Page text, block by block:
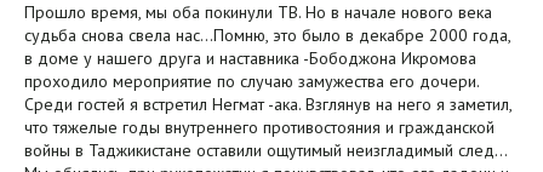
Прошло время, мы оба покинули ТВ. Но в начале нового века
судьба снова свела нас…Помню, это было в декабре 2000 года,
в доме у нашего друга и наставника -Бободжона Икромова
проходило мероприятие по случаю замужества его дочери.
Среди гостей я встретил Негмат -ака. Взглянув на него я заметил,
что тяжелые годы внутреннего противостояния и гражданской
войны в Таджикистане оставили ощутимый неизгладимый след…